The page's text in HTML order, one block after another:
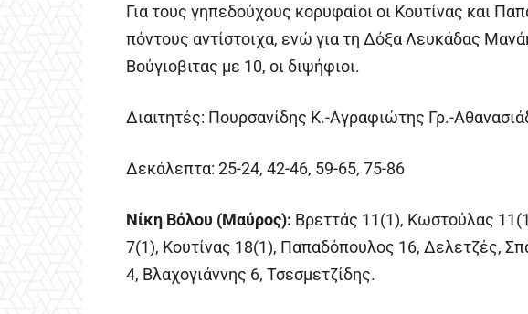
Για τους γηπεδούχους κορυφαίοι οι Κουτίνας και
πόντους αντίστοιχα, ενώ για τη Δόξα Λευκάδας
Βούγιοβιτας με 10, οι διψήφιοι.
Διαιτητές: Πουρσανίδης Κ.-Αγραφιώτης Γρ.-
Δεκάλεπτα: 25-24, 42-46, 59-65, 75-86
Νίκη Βόλου (Μαύρος): Βρεττάς 11(1), Κωστούλας
7(1), Κουτίνας 18(1), Παπαδόπουλος 16, Δελετζές,
4, Βλαχογιάννης 6, Τσεσμετζίδης.